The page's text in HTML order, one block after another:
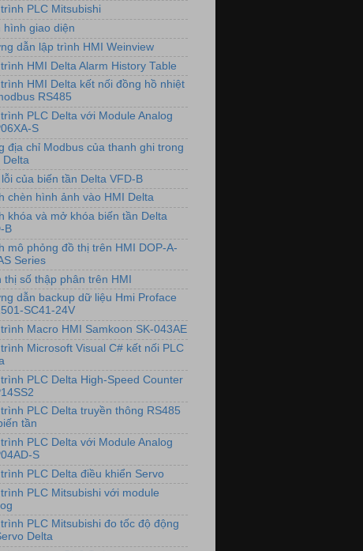
PLC Mitsubishi
hình giao diện
dẫn lập trình HMI Weinview
HMI Delta Alarm History Table
trình HMI Delta kết nối đồng hồ nhiệt
RS485
PLC Delta với Module Analog
S
địa chỉ Modbus của thanh ghi trong
Delta
của biến tần Delta VFD-B
chèn hình ảnh vào HMI Delta
khóa và mở khóa biến tần Delta
B
mô phỏng đồ thị trên HMI DOP-A-
Series
thị số thập phân trên HMI
dẫn backup dữ liệu Hmi Proface
SC41-24V
Macro HMI Samkoon SK-043AE
trình Microsoft Visual C# kết nối PLC
PLC Delta High-Speed Counter
PLC Delta truyền thông RS485
tần
PLC Delta với Module Analog
S
trình PLC Delta điều khiển Servo
PLC Mitsubishi với module
PLC Mitsubishi đo tốc độ động
Delta